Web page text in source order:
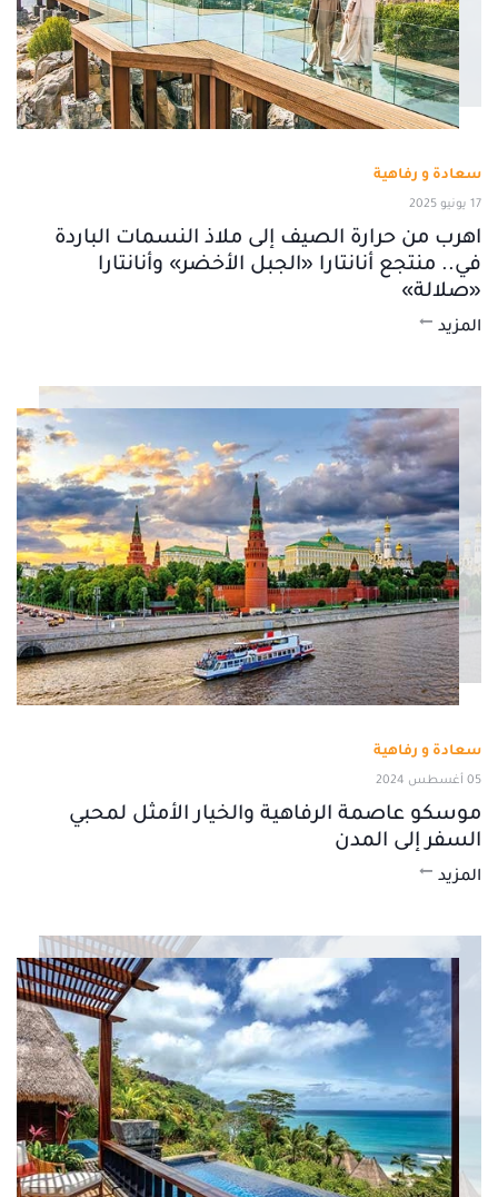
سعادة و رفاهية
17 يونيو 2025
اهرب من حرارة الصيف إلى ملاذ النسمات الباردة
في.. منتجع أنانتارا «الجبل الأخضر» وأنانتارا
«صلالة»
المزيد
سعادة و رفاهية
05 أغسطس 2024
موسكو عاصمة الرفاهية والخيار الأمثل لمحبي
السفر إلى المدن
المزيد